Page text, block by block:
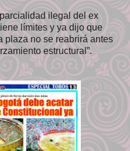
ilegal del ex
límites y ya dijo que
plaza no se reabrirá antes
estructural”.